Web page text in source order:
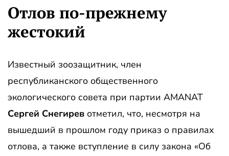
Отлов по-прежнему
жестокий
Известный зоозащитник, член
республиканского общественного
экологического совета при партии AMANAT
Сергей Снегирев отметил, что, несмотря на
вышедший в прошлом году приказ о правилах
отлова, а также вступление в силу закона «Об